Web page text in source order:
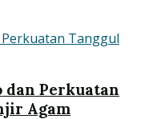
dan Perkuatan
Agam